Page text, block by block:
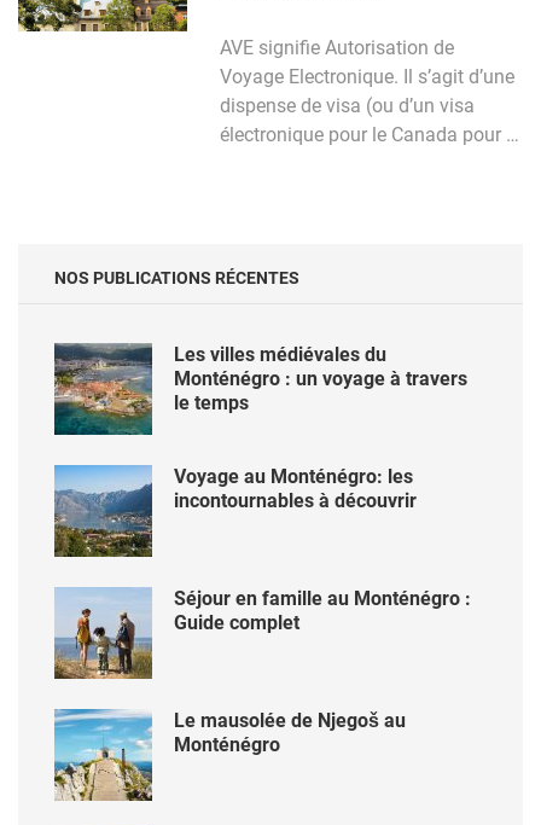
AVE signifie Autorisation de
Voyage Electronique. Il s’agit d’une
dispense de visa (ou d’un visa
électronique pour le Canada pour …
NOS PUBLICATIONS RÉCENTES
Les villes médiévales du
Monténégro : un voyage à travers
le temps
Voyage au Monténégro: les
incontournables à découvrir
Séjour en famille au Monténégro :
Guide complet
Le mausolée de Njegoš au
Monténégro